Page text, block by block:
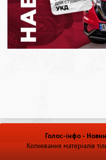
Голос-інфо -
Копіювання матеріалів